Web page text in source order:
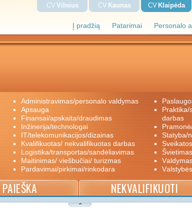
Į pradžią Patarimai Personalo
CV Vilnius CV Kaunas CV Klaipėda
administravimas/personalo valdymas
apsauga
finansai/apskaita/draudimas
inžinerija/technologai
IT/telekomunikacijos/dizainas
kvalifikuotas/ nekvalifikuotas darbas
logistika/transportas/sandėliavimas
maitinimas/ viešbučiai/ turizmas
pardavimai/pirkimai/rinkodara
praktika/savanoriškas darbas/papildomas
darbas
statyba/
NEKVALIFIKUOTI